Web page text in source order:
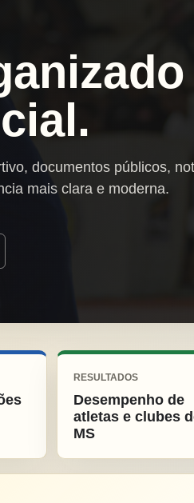
documentos públicos,
mais clara e moderna.
RESULTADOS
Desempenho de
atletas e clubes
MS